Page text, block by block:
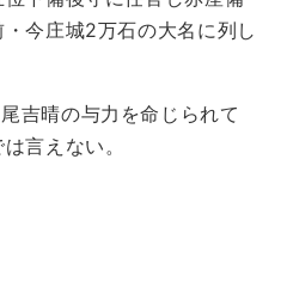
今庄城2万石の大名に列し
吉晴の与力を命じられて
言えない。